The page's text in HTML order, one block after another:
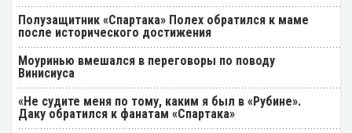
Полузащитник «Спартака» Полех обратился к маме
после исторического достижения
Моуринью вмешался в переговоры по поводу
Винисиуса
«Не судите меня по тому, каким я был в «Рубине».
Даку обратился к фанатам «Спартака»